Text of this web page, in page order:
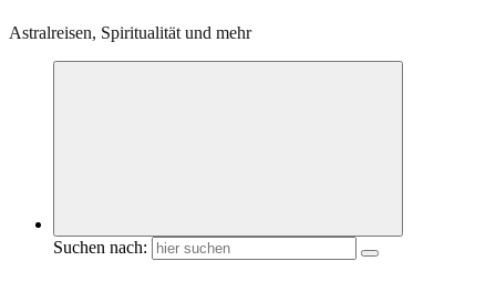
Astralreisen, Spiritualität und mehr
Suchen nach: